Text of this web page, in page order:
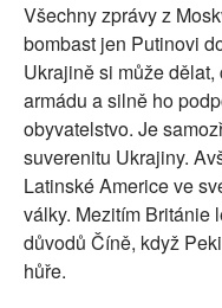
Všechny zprávy z
bombast jen Putinovi
Ukrajině si může dělat,
armádu a silně ho
obyvatelstvo. Je
suverenitu Ukrajiny.
Latinské Americe ve
války. Mezitím Británie
důvodů Číně, když
hůře.